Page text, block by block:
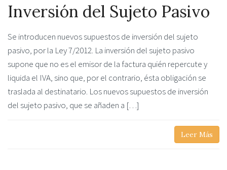
Inversión del Sujeto Pasivo
Se introducen nuevos supuestos de inversión del sujeto
pasivo, por la Ley 7/2012. La inversión del sujeto pasivo
supone que no es el emisor de la factura quién repercute y
liquida el IVA, sino que, por el contrario, ésta obligación se
traslada al destinatario. Los nuevos supuestos de inversión
del sujeto pasivo, que se añaden a […]
Leer Más